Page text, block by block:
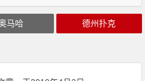
马哈 德州扑克